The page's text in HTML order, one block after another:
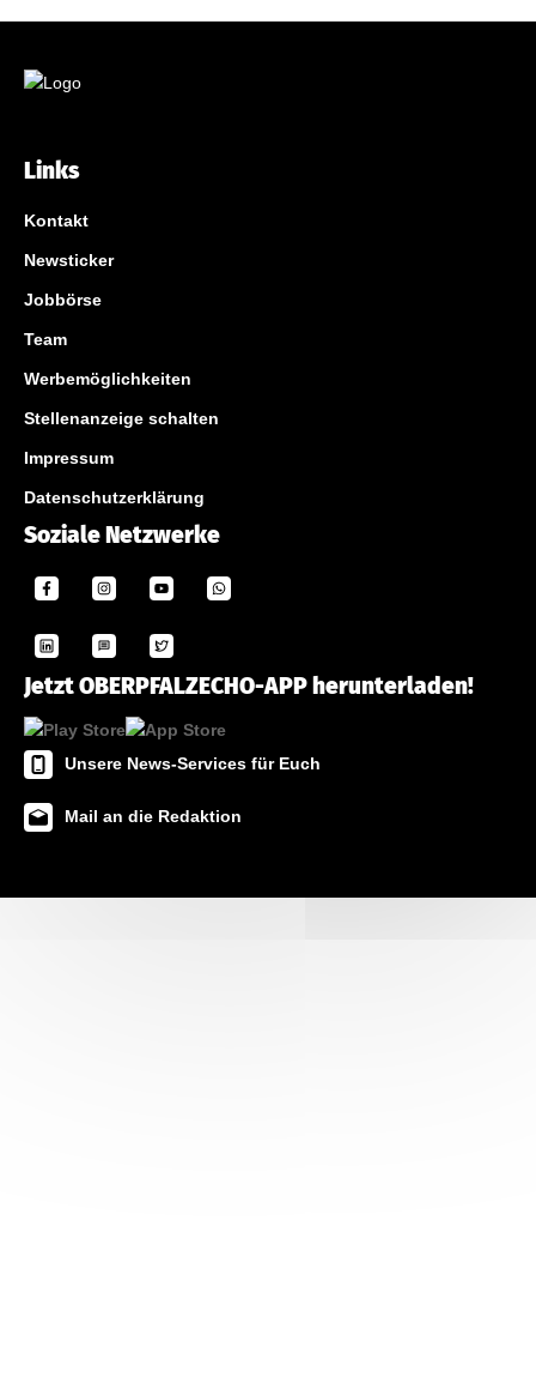
Links
Kontakt
Newsticker
Jobbörse
Team
Werbemöglichkeiten
Stellenanzeige schalten
Impressum
Datenschutzerklärung
Soziale Netzwerke
Jetzt OBERPFALZECHO-APP herunterladen!
Unsere News-Services für Euch
Mail an die Redaktion